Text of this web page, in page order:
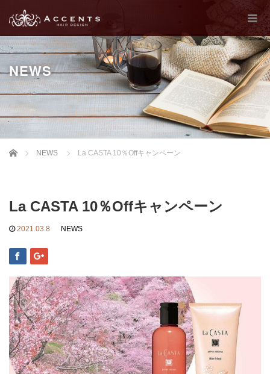
NEWS
Home NEWS La CASTA 10％Offキャンペーン
La CASTA 10％Offキャンペーン
2021.03.8 NEWS